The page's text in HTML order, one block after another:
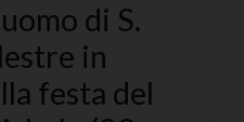
di S.
in
festa del